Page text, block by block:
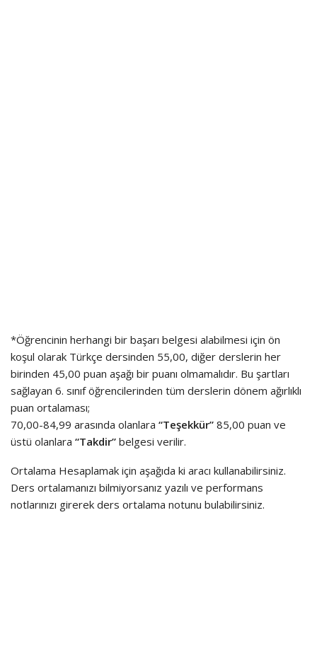
*Öğrencinin herhangi bir başarı belgesi alabilmesi için ön
koşul olarak Türkçe dersinden 55,00, diğer derslerin her
birinden 45,00 puan aşağı bir puanı olmamalıdır. Bu şartları
sağlayan 6. sınıf öğrencilerinden tüm derslerin dönem ağırlıklı
puan ortalaması;
70,00-84,99 arasında olanlara “Teşekkür” 85,00 puan ve
üstü olanlara “Takdir” belgesi verilir.
Ortalama Hesaplamak için aşağıda ki aracı kullanabilirsiniz.
Ders ortalamanızı bilmiyorsanız yazılı ve performans
notlarınızı girerek ders ortalama notunu bulabilirsiniz.